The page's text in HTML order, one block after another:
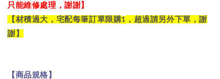
只能維修處理，謝謝】
【材積過大，宅配每筆訂單限購1 ，超過請另外下單，謝
謝】
【商品規格】